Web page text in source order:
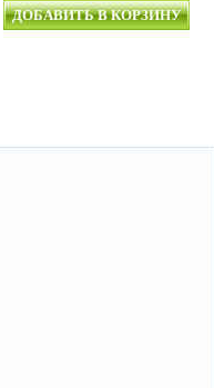
ДОБАВИТЬ В КОРЗИНУ